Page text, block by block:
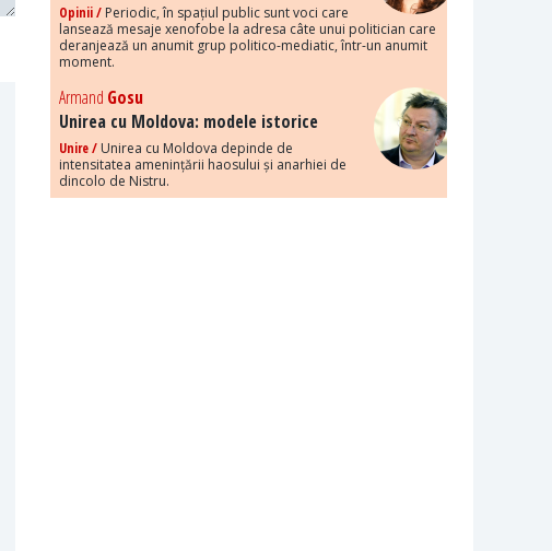
Opinii / Periodic, în spațiul public sunt voci care
lansează mesaje xenofobe la adresa câte unui politician care
deranjează un anumit grup politico-mediatic, într-un anumit
moment.
Armand Gosu
Unirea cu Moldova: modele istorice
Unire / Unirea cu Moldova depinde de
intensitatea amenințării haosului și anarhiei de
dincolo de Nistru.